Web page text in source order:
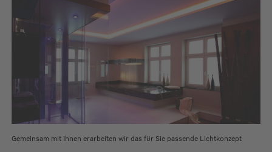
Gemeinsam mit Ihnen erarbeiten wir das für Sie passende Lichtkonzept